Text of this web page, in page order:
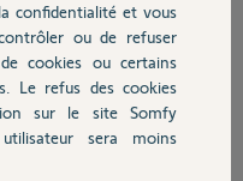
discussion
confidentialité et vous
ou de refuser
cookies ou certains
Le refus des cookies
sur le site Somfy
sera moins